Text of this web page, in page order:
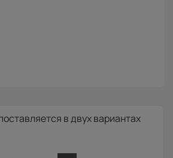
в двух вариантах